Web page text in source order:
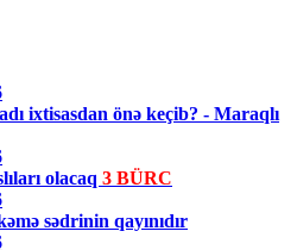
ixtisasdan önə keçib? - Maraqlı
olacaq 3 BÜRC
sədrinin qayınıdır